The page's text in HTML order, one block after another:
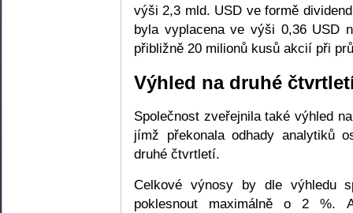
výši 2,3 mld. USD ve formě
byla vyplacena ve výši 0,36 USD
přibližně 20 milionů kusů akcií při
Výhled na druhé
Společnost zveřejnila také výhled
jímž překonala odhady analytiků
druhé čtvrtletí.
Celkové výnosy by dle výhledu
poklesnout maximálně o 2 %.